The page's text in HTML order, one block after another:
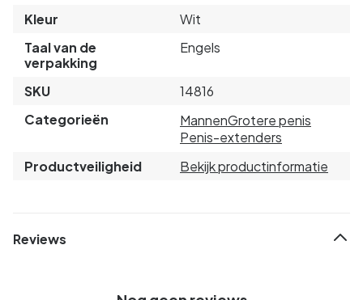
Kleur
Wit
Taal van de
verpakking
Engels
SKU
14816
Categorieën
MannenGrotere penis
Penis-extenders
Productveiligheid
Bekijk productinformatie
Reviews